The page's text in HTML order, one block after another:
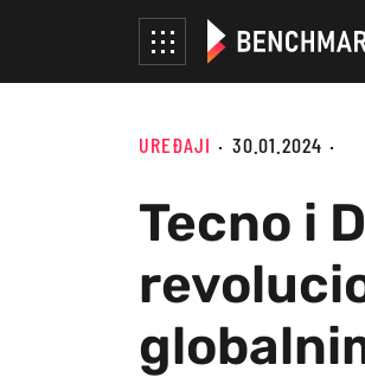
UREĐAJI 30.01.2024
Tecno i